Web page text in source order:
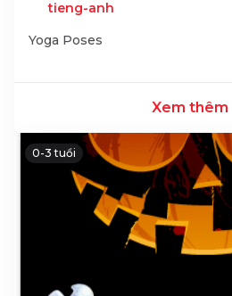
tieng-anh
Yoga Poses
Xem thêm
0-3 tuổi